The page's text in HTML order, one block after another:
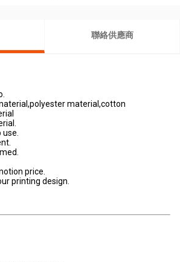
聯絡供應商
material,cotton
price.
printing design.